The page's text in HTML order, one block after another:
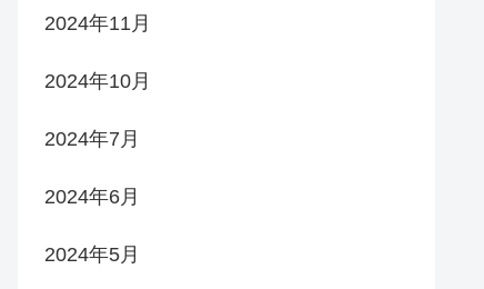
2024年11月
2024年10月
2024年7月
2024年6月
2024年5月